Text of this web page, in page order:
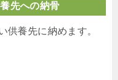
先への納骨
供養先に納めます。